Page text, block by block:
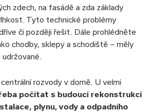
zdech, na fasádě a zda základy
Tyto technické problémy
či později řešit. Dále prohlédněte
chodby, sklepy a schodiště – měly
rozvody v domě. U velmi
počítat s budoucí rekonstrukcí
plynu, vody a odpadního